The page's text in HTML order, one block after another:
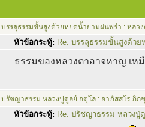
บรรลุธรรมขั้นสูงด้วยหยดน้ำยามฝนพรำ : หลว
หัวข้อกระทู้: Re: บรรลุธรรมขั้นสูงด้ว
ธรรมของหลวงตาอาจหาญ เห
ปรัชญาธรรม หลวงปู่ดูลย์ อตุโล : อาภัสสโร ภิกขุ
หัวข้อกระทู้: Re: ปรัชญาธรรม หลวง